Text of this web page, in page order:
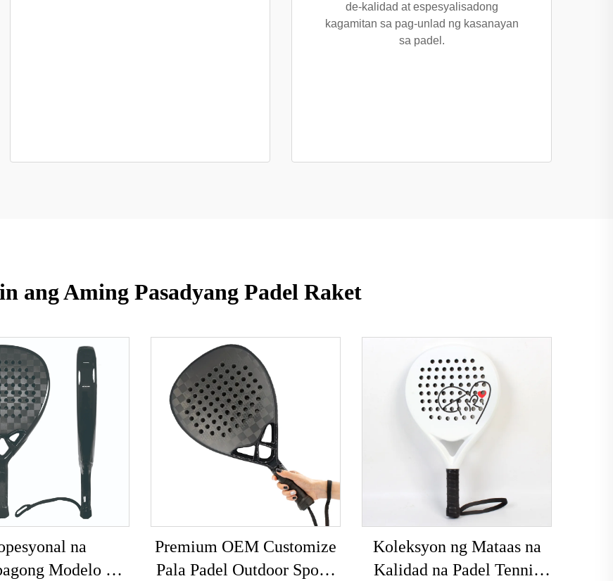
de-kalidad at espesyalisadong
kagamitan sa pag-unlad ng kasanayan
sa padel.
ang Aming Pasadyang Padel Raket
na
Modelo na
Premium OEM Customize
Pala Padel Outdoor Sports
Koleksyon ng Mataas na
Kalidad na Padel Tennis